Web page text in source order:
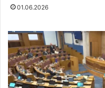
01.06.2026